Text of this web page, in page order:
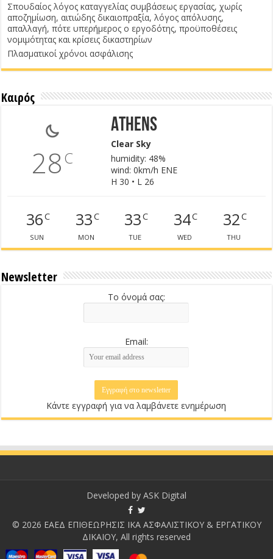
Σπουδαίος λόγος καταγγελίας συμβάσεως εργασίας, χωρίς
αποζημίωση, αιτιώδης δικαιοπραξία, λόγος απόλυσης,
απαλλαγή, πότε υπερήμερος ο εργοδότης, προϋποθέσεις
νομιμότητας και κρίσεις δικαστηρίων
Πλασματικοί χρόνοι ασφάλισης
Καιρός
28C
Athens
Clear Sky
humidity: 48%
wind: 0km/h ENE
H 30 • L 26
36C
SUN
33C
MON
33C
TUE
34C
WED
32C
THU
Newsletter
Το όνομά σας:
Email:
Κάντε εγγραφή για να λαμβάνετε ενημέρωση
Developed by ASK Digital
© 2026 ΕΑΕΔ ΕΠΙΘΕΩΡΗΣΙΣ ΙΚΑ ΑΣΦΑΛΙΣΤΙΚΟΥ & ΕΡΓΑΤΙΚΟΥ
ΔΙΚΑΙΟΥ, All rights reserved